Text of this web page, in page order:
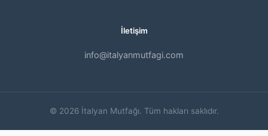
İletişim
info@italyanmutfagi.com
© 2026 İtalyan Mutfağı. Tüm hakları saklıdır.